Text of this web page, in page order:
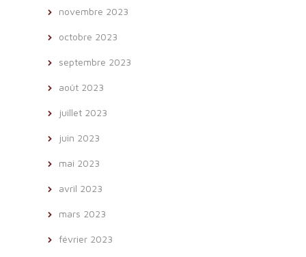
novembre 2023
octobre 2023
septembre 2023
août 2023
juillet 2023
juin 2023
mai 2023
avril 2023
mars 2023
février 2023